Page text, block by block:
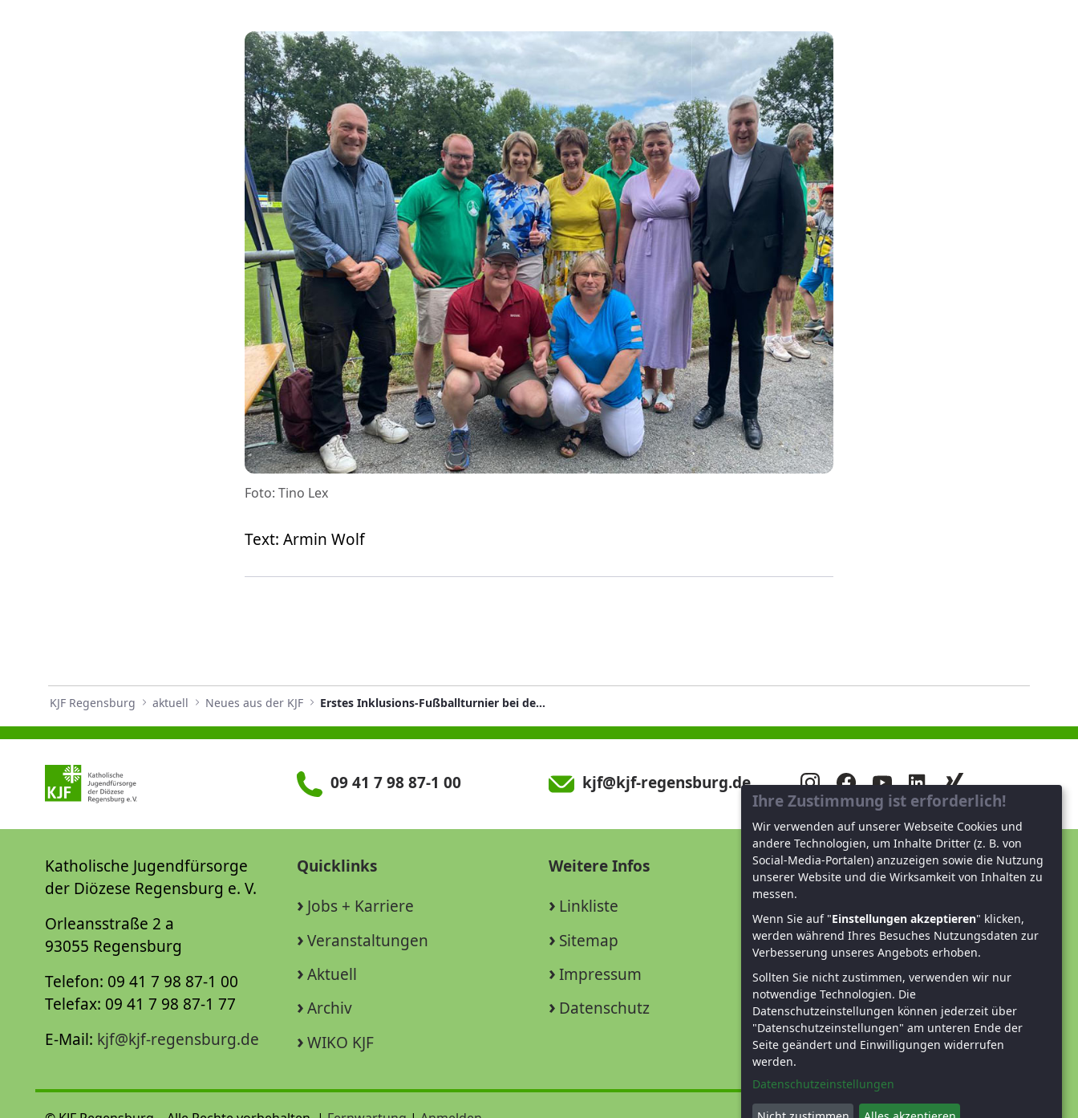
Foto: Tino Lex
Text: Armin Wolf
KJF Regensburg aktuell Neues aus der KJF Erstes Inklusions-Fußballturnier bei der DJK SV Keilberg in Regensburg
09 41 7 98 87-1 00 kjf@kjf-regensburg.de
Katholische Jugendfürsorge
der Diözese Regensburg e. V.
Orleansstraße 2 a
93055 Regensburg
Telefon: 09 41 7 98 87-1 00
Telefax: 09 41 7 98 87-1 77
E-Mail: kjf@kjf-regensburg.de
Quicklinks
Jobs + Karriere
Veranstaltungen
Aktuell
Archiv
WIKO KJF
Weitere Infos
Linkliste
Sitemap
Impressum
Datenschutz
Unterstützen Sie uns!
Spenden und helfen
Ihre Zustimmung ist erforderlich!
Wir verwenden auf unserer Webseite Cookies und
andere Technologien, um Inhalte Dritter (z. B. von
Social-Media-Portalen) anzuzeigen sowie die Nutzung
unserer Website und die Wirksamkeit von Inhalten zu
messen.
Wenn Sie auf "Einstellungen akzeptieren" klicken,
werden während Ihres Besuches Nutzungsdaten zur
Verbesserung unseres Angebots erhoben.
Sollten Sie nicht zustimmen, verwenden wir nur
notwendige Technologien. Die
Datenschutzeinstellungen können jederzeit über
"Datenschutzeinstellungen" am unteren Ende der
Seite geändert und Einwilligungen widerrufen
werden.
Datenschutzeinstellungen